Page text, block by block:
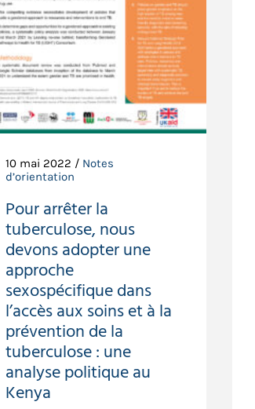
10 mai 2022 / Notes
d’orientation
Pour arrêter la
tuberculose, nous
devons adopter une
approche
sexospécifique dans
l’accès aux soins et à la
prévention de la
tuberculose : une
analyse politique au
Kenya